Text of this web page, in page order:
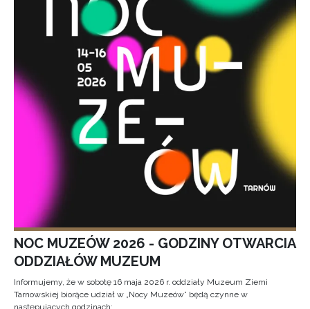
NOC MUZEÓW 2026 - GODZINY OTWARCIA
ODDZIAŁÓW MUZEUM
Informujemy, że w sobotę 16 maja 2026 r. oddziały Muzeum Ziemi
Tarnowskiej biorące udział w „Nocy Muzeów” będą czynne w
następujących godzinach: